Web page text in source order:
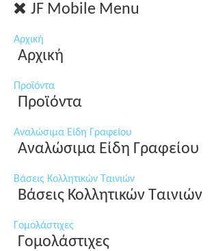
JF Mobile Menu
Αρχική
Αρχική
Προϊόντα
Προϊόντα
Αναλώσιμα Είδη Γραφείου
Αναλώσιμα Είδη Γραφείου
Βάσεις Κολλητικών Ταινιών
Βάσεις Κολλητικών Ταινιών
Γομολάστιχες
Γομολάστιχες